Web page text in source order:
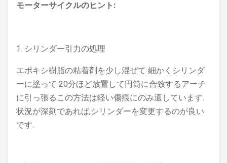
モーターサイクルのヒント:
1. シリンダー引力の処理
エポキシ樹脂の粘着剤を少し混ぜて 細かくシリンダ
ーに塗って 20分ほど放置して円筒に合致するアーチ
に引っ張るこの方法は軽い傷痕にのみ適しています.
状況が深刻であれば,シリンダーを変更するのが良い
です.